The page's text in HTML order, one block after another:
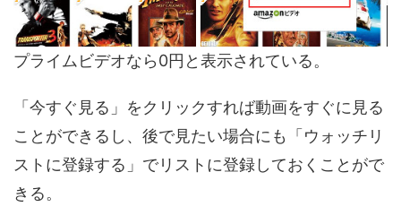
プライムビデオなら0円と表示されている。
「今すぐ見る」をクリックすれば動画をすぐに見る
ことができるし、後で見たい場合にも「ウォッチリ
ストに登録する」でリストに登録しておくことがで
きる。